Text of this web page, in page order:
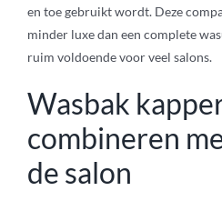
en toe gebruikt wordt. Deze
minder luxe dan een complete
ruim voldoende voor veel salons.
Wasbak
combineren
de salon